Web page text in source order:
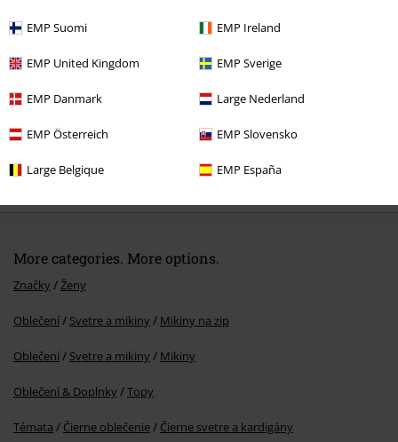
EMP Suomi EMP Ireland
EMP United Kingdom EMP Sverige
EMP Danmark Large Nederland
EMP Österreich EMP Slovensko
Large Belgique EMP España
ZĽAVA 15%
More categories. More options.
Značky Ženy
Oblečení Svetre a mikiny Mikiny na zip
Oblečení Svetre a mikiny Mikiny
Oblečení & Doplnky Topy
Témata Čierne oblečenie Čierne svetre a kardigány